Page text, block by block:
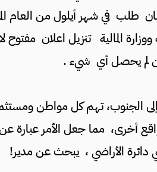
المالية تنزيل اعلان مفتوح
لم يحصل أي شيء .
الجنوب، تهم كل مواطن
أخرى، مما جعل الأمر عبارة
دائرة الأراضي ، يبحث عن مدير!